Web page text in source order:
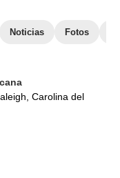
Noticias Fotos
Carolina del